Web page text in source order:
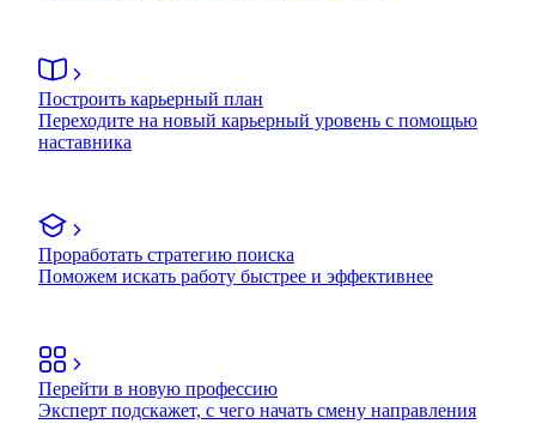
Построить карьерный план
Переходите на новый карьерный уровень с помощью
наставника
Проработать стратегию поиска
Поможем искать работу быстрее и эффективнее
Перейти в новую профессию
Эксперт подскажет, с чего начать смену направления